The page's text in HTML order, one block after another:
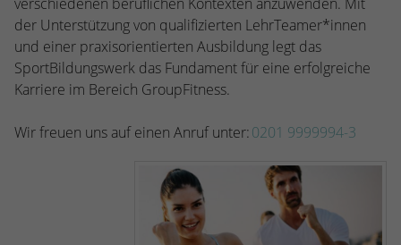
der Unterstützung von qualifizierten LehrTeamer*innen
und einer praxisorientierten Ausbildung legt das
SportBildungswerk das Fundament für eine erfolgreiche
Karriere im Bereich GroupFitness.
Wir freuen uns auf einen Anruf unter:0201 9999994-3